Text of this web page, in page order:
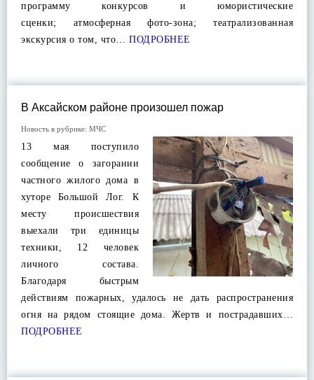
программу конкурсов и юмористические
сценки; атмосферная фото-зона; театрализованная
экскурсия о том, что… ПОДРОБНЕЕ
В Аксайском районе произошел пожар
Новость в рубрике: МЧС
13 мая поступило
сообщение о загорании
частного жилого дома в
хуторе Большой Лог. К
месту происшествия
выехали три единицы
техники, 12 человек
личного состава.
Благодаря быстрым
действиям пожарных, удалось не дать распространения
огня на рядом стоящие дома. Жертв и пострадавших…
ПОДРОБНЕЕ